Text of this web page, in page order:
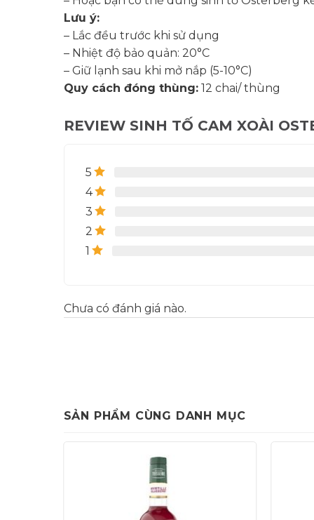
Lưu ý:
– Lắc đều trước khi sử dụng
– Nhiệt độ bảo quản: 20°C
– Giữ lạnh sau khi mở nắp (5-10°C)
Quy cách đóng thùng:12 chai/ thùng
REVIEW SINH TỐ CAM XOÀI
5
4
3
2
1
Chưa có đánh giá nào.
SẢN PHẨM CÙNG DANH MỤC